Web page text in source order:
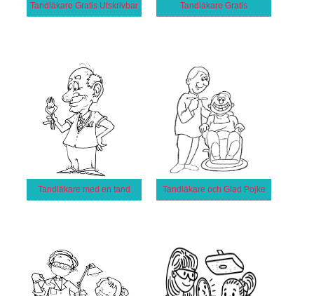
Tandläkare Gratis Utskrivbar Tandläkare Gratis
Tandläkare med en tand Tandläkare och Glad Pojke